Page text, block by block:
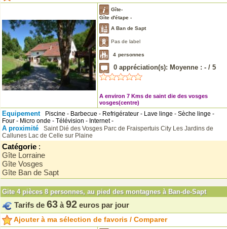
Gîte-
Gîte d'étape -
A Ban de Sapt
Pas de label
4 personnes
0 appréciation(s): Moyenne : - / 5
A environ 7 Kms de saint die des vosges
vosges(centre)
Equipement
Piscine - Barbecue - Refrigérateur - Lave linge - Sèche linge -
Four - Micro onde - Télévision - Internet -
A proximité Saint Dié des Vosges Parc de Fraispertuis City Les Jardins de
Callunes Lac de Celle sur Plaine
Catégorie :
Gîte Lorraine
Gîte Vosges
Gîte Ban de Sapt
Gite 4 pièces 8 personnes, au pied des montagnes à Ban-de-Sapt
Tarifs de 63 à 92 euros par jour
Ajouter à ma sélection de favoris / Comparer